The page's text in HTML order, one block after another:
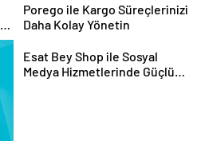
Porego ile Kargo Süreçlerinizi
Daha Kolay Yönetin
Esat Bey Shop ile Sosyal
Medya Hizmetlerinde Güçlü